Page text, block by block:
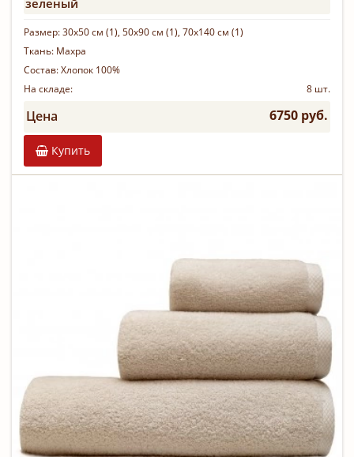
зеленый
Размер:30х50 см (1), 50х90 см (1), 70х140 см (1)
Ткань: Махра
Состав:Хлопок 100%
На складе:
8 шт.
Цена 6750 руб.
Купить